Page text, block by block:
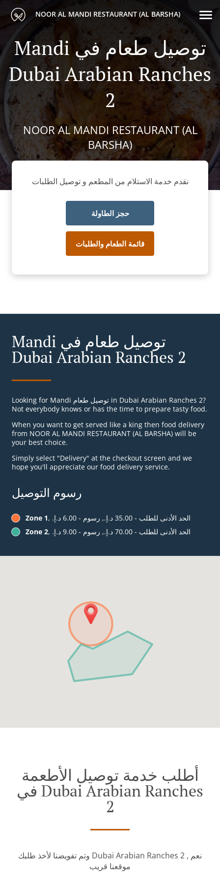
NOOR AL MANDI RESTAURANT (AL BARSHA)
Mandi توصيل طعام في
Dubai Arabian Ranches
2
NOOR AL MANDI RESTAURANT (AL
BARSHA)
نقدم خدمة الاستلام من المطعم و توصيل الطلبات
حجز الطاولة
قائمة الطعام والطلبات
Mandi توصيل طعام في
Dubai Arabian Ranches 2
Looking for Mandi توصيل طعام in Dubai Arabian Ranches 2?
Not everybody knows or has the time to prepare tasty food.
When you want to get served like a king then food delivery
from NOOR AL MANDI RESTAURANT (AL BARSHA) will be
your best choice.
Simply select "Delivery" at the checkout screen and we
hope you'll appreciate our food delivery service.
رسوم التوصيل
Zone 1
, الحد الأدنى للطلب - ‏35.00 د.إ.‏, رسوم - ‏6.00 د.إ.‏
Zone 2
, الحد الأدنى للطلب - ‏70.00 د.إ.‏, رسوم - ‏9.00 د.إ.‏
أطلب خدمة توصيل الأطعمة
في Dubai Arabian Ranches
2
وتم تفويضنا لأخذ طلبك Dubai Arabian Ranches 2 نعم ,
موقعنا قريب